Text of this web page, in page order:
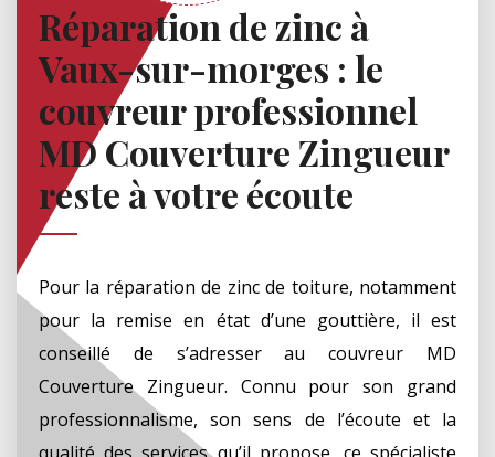
Réparation de zinc à
Vaux-sur-morges : le
couvreur professionnel
MD Couverture Zingueur
reste à votre écoute
Pour la réparation de zinc de toiture, notamment
pour la remise en état d’une gouttière, il est
conseillé de s’adresser au couvreur MD
Couverture Zingueur. Connu pour son grand
professionnalisme, son sens de l’écoute et la